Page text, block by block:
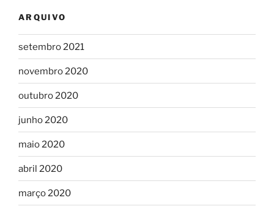
ARQUIVO
setembro 2021
novembro 2020
outubro 2020
junho 2020
maio 2020
abril 2020
março 2020